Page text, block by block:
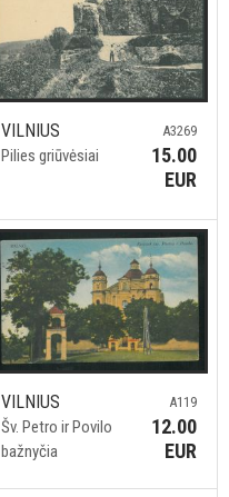
VILNIUS
Pilies griūvėsiai
A3269
15.00
EUR
VILNIUS
Šv. Petro ir Povilo
bažnyčia
A119
12.00
EUR